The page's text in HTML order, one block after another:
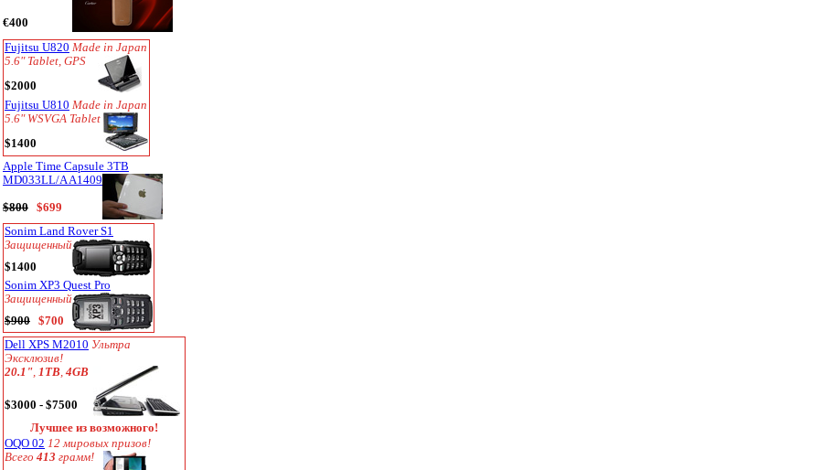
€400
Fujitsu U820 Made in Japan
5.6" Tablet, GPS
$2000
Fujitsu U810 Made in Japan
5.6" WSVGA Tablet
$1400
Apple Time Capsule 3TB
MD033LL/A A1409
$800
$699
Sonim Land Rover S1
Защищенный
$1400
Sonim XP3 Quest Pro
Защищенный
$900
$700
Dell XPS M2010 Ультра
Эксклюзив!
20.1", 1TB, 4GB
$3000 - $7500
Лучшее из возможного!
OQO 02 12 мировых призов!
Всего 413 грамм!